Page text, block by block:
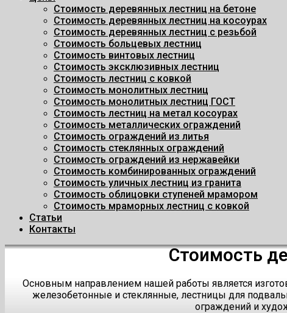
Стоимость деревянных лестниц на бетоне
Стоимость деревянных лестниц на косоурах
Стоимость деревянных лестниц с резьбой
Стоимость больцевых лестниц
Стоимость винтовых лестниц
Стоимость эксклюзивных лестниц
Стоимость лестниц с ковкой
Стоимость монолитных лестниц
Стоимость монолитных лестниц ГОСТ
Стоимость лестниц на метал косоурах
Стоимость металлических ограждений
Стоимость ограждений из литья
Стоимость стеклянных ограждений
Стоимость ограждений из нержавейки
Стоимость комбинированных ограждений
Стоимость уличных лестниц из гранита
Стоимость облицовки ступеней мрамором
Стоимость мраморных лестниц с ковкой
Статьи
Контакты
Стоимость
Основным направлением нашей работы является
железобетонные и стеклянные, лестницы для
ограждений и